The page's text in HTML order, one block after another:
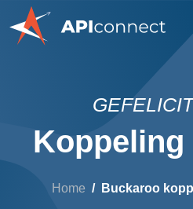
Home Buckaroo